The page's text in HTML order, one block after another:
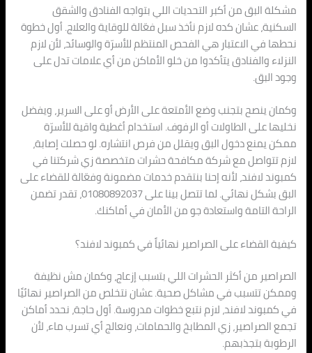
مشكلة البق من أكبر التحديات اللي بتواجه الفنادق والشقق
السكنية، عشان كده لازم نأخذ سبل فعّالة للوقاية والعلاج. أول خطوة
نحطها في الاعتبار هي الفحص المنتظم للأسرّة والوسائد، لأن لازم
النزلاء والفنادق يتأكدوا من خلو الأماكن من أي علامات تدل على
وجود البق.
وكمان ينصح بتجنب وضع الأمتعة على الأرض أو على السرير، ويفضل
نخليها على الطاولات أو الرفوف. استخدام أغطية واقية للأسرّة
ممكن يمنع دخول البق ويقلل من فرص انتشاره. لو حصلت إصابة،
لازم تتواصل مع شركة مكافحة حشرات متخصصة زي شركتنا في
كمبوند لافند، لأنه إحنا بنتقدم خدمات مضمونة وفعّالة للقضاء على
البق بشكل نهائي. لما تتصل بينا على 01080892037، تقدر تضمن
الراحة التامة واستعادة جو من الأمان في أماكنك.
كيفية القضاء على الصراصير نهائياً في كمبوند لافند؟
الصراصير من أكثر الحشرات اللي بتسبب إزعاج، وكمان مش نظيفة
وممكن تتسبب في مشاكل صحية. عشان نتخلص من الصراصير نهائيًا
في كمبوند لافند، لازم نتبع خطوات مدروسة. أول حاجة، نحدد أماكن
تجمع الصراصير، زي المطابخ والحمامات، ونعالج أي تسرب ماء، لأن
الرطوبة بتجذبهم.